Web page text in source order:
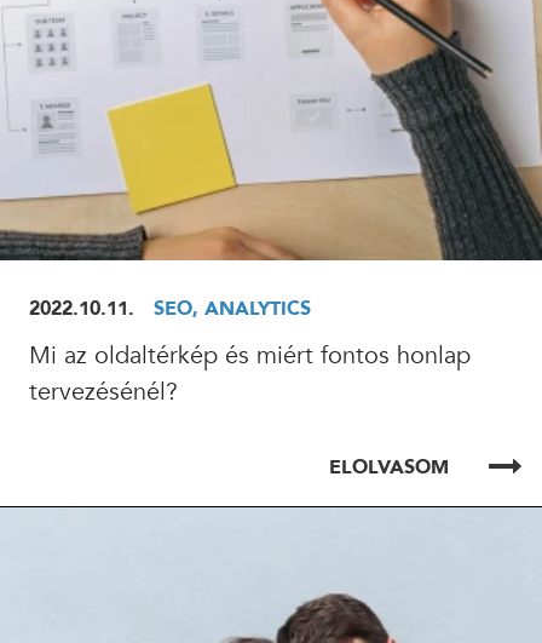
2022.10.11. SEO, ANALYTICS
Mi az oldaltérkép és miért fontos honlap
tervezésénél?
ELOLVASOM